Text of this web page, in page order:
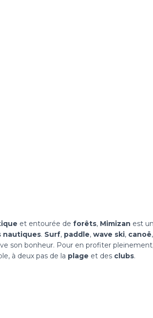
et entourée de forêts, Mimizan est
nautiques. Surf, paddle, wave ski, canoë,
son bonheur. Pour en profiter
à deux pas de la plage et des clubs.